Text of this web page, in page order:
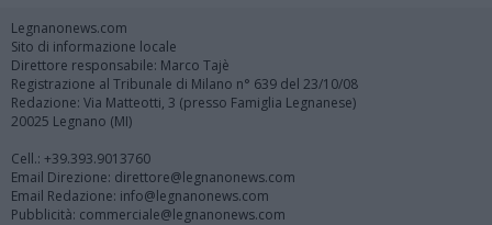
Legnanonews.com
Sito di informazione locale
Direttore responsabile: Marco Tajè
Registrazione al Tribunale di Milano n° 639 del 23/10/08
Redazione: Via Matteotti, 3 (presso Famiglia Legnanese)
20025 Legnano (MI)
Cell.: +39.393.9013760
Email Direzione: direttore@legnanonews.com
Email Redazione: info@legnanonews.com
Pubblicità: commerciale@legnanonews.com